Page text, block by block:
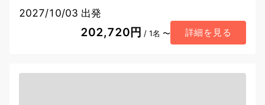
2027/10/03 出発
202,720円 / 1名 〜 詳細を見る